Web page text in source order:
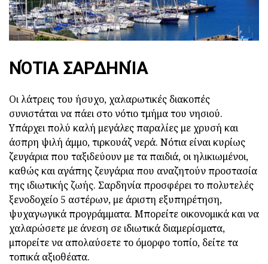
ΝΌΤΙΑ ΣΑΡΔΗΝΊΑ
Οι λάτρεις του ήσυχο, χαλαρωτικές διακοπές
συνιστάται να πάει στο νότιο τμήμα του νησιού.
Υπάρχει πολύ καλή μεγάλες παραλίες με χρυσή και
άσπρη ψιλή άμμο, τιρκουάζ νερά. Νότια είναι κυρίως
ζευγάρια που ταξιδεύουν με τα παιδιά, οι ηλικιωμένοι,
καθώς και αγάπης ζευγάρια που αναζητούν προστασία
της ιδιωτικής ζωής. Σαρδηνία προσφέρει το πολυτελές
ξενοδοχείο 5 αστέρων, με άριστη εξυπηρέτηση,
ψυχαγωγικά προγράμματα. Μπορείτε οικονομικά και να
χαλαρώσετε με άνεση σε ιδιωτικά διαμερίσματα,
μπορείτε να απολαύσετε το όμορφο τοπίο, δείτε τα
τοπικά αξιοθέατα.